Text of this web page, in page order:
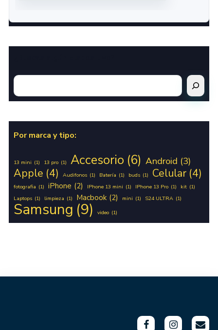
Buscar
Por marca y tipo:
13 mini (1) 13 pro (1) Accesorio (6) Android (3)
Apple (4) Audifonos (1) Batería (1) buds (1) Celular (4)
fotografia (1) iPhone (2) IPhone 13 mini (1) IPhone 13 Pro (1) kit (1)
Laptops (1) limpieza (1) Macbook (2) mini (1) S24 ULTRA (1)
Samsung (9) video (1)